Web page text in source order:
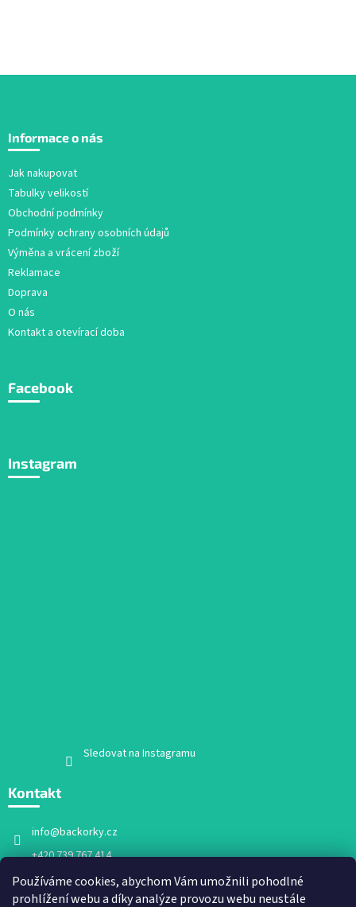
Používáme cookies, abychom Vám umožnili pohodlné
prohlížení webu a díky analýze provozu webu neustále
p
Informace o nás
Jak nakupovat
Tabulky velikostí
Obchodní podmínky
Podmínky ochrany osobních údajů
Výměna a vrácení zboží
Reklamace
Doprava
O nás
Kontakt a otevírací doba
Facebook
Instagram
Sledovat na Instagramu
Kontakt
info@backorky.cz
+420 739 767 414
Facebook
backorky.cz